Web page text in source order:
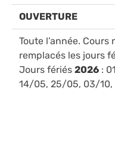
OUVERTURE
Toute l’année.
remplacés les jours
Jours fériés 2026 :
14/05, 25/05, 03/10,